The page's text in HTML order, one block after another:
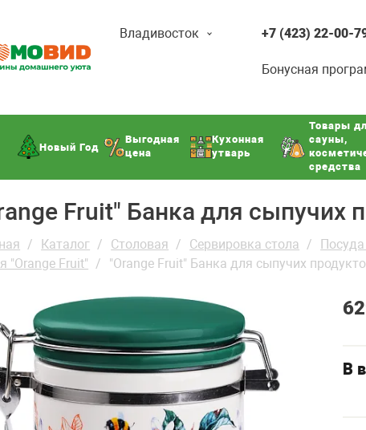
Владивосток +7 (423) 22-00-
Бонусная
Новый Год
Выгодная
цена
Кухонная
утварь
Товары
сауны,
средства
Fruit" Банка для сыпучих
Каталог Столовая Сервировка стола
"Orange Fruit"
"Orange Fruit" Банка для сыпучих
В